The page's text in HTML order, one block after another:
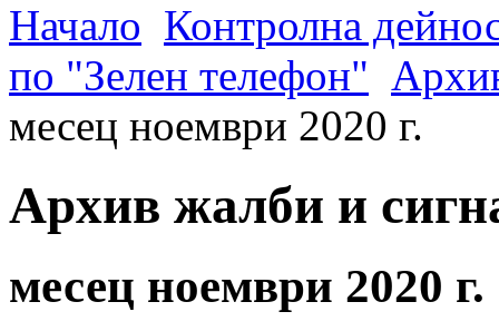
Начало Контролна
по "Зелен телефон"
месец ноември 2020 г.
Архив жалби и
месец ноември 2020 г.